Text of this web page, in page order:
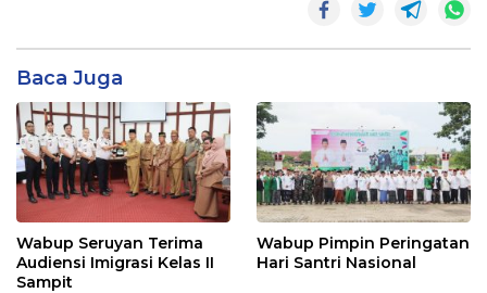
Baca Juga
Wabup Seruyan Terima
Audiensi Imigrasi Kelas II
Sampit
Wabup Pimpin Peringatan
Hari Santri Nasional